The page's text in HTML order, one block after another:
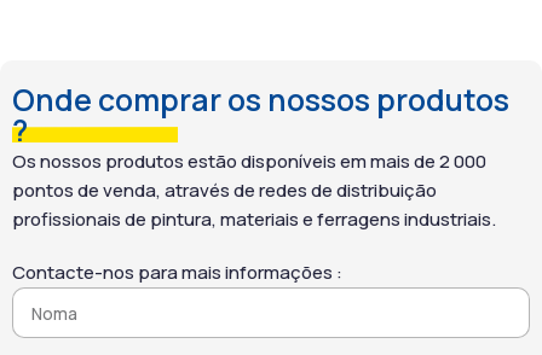
suporte.
Além disso, a fórmula não
NMP, NEP nem fosfatos,
oferecendo uma
alternativa mais segura
eficácia. Por fim, adapta-
Onde comprar os nossos produtos
?
Os nossos produtos estão disponíveis em mais de 2 000
pontos de venda, através de redes de distribuição
profissionais de pintura, materiais e ferragens industriais.
Contacte-nos para mais informações :